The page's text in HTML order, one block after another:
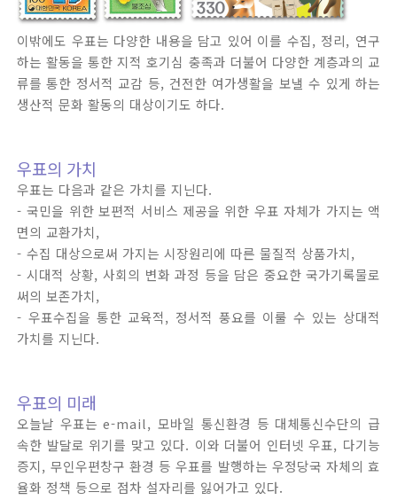
이밖에도 우표는 다양한 내용을 담고 있어 이를 수집, 정리, 연구
하는 활동을 통한 지적 호기심 충족과 더불어 다양한 계층과의 교
류를 통한 정서적 교감 등, 건전한 여가생활을 보낼 수 있게 하는
생산적 문화 활동의 대상이기도 하다.
우표의 가치
우표는 다음과 같은 가치를 지닌다.
- 국민을 위한 보편적 서비스 제공을 위한 우표 자체가 가지는 액
면의 교환가치,
- 수집 대상으로써 가지는 시장원리에 따른 물질적 상품가치,
- 시대적 상황, 사회의 변화 과정 등을 담은 중요한 국가기록물로
써의 보존가치,
- 우표수집을 통한 교육적, 정서적 풍요를 이룰 수 있는 상대적
가치를 지닌다.
우표의 미래
오늘날 우표는 e-mail, 모바일 통신환경 등 대체통신수단의 급
속한 발달로 위기를 맞고 있다. 이와 더불어 인터넷 우표, 다기능
증지, 무인우편창구 환경 등 우표를 발행하는 우정당국 자체의 효
율화 정책 등으로 점차 설자리를 잃어가고 있다.